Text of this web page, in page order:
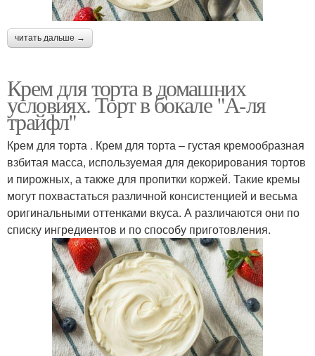
читать дальше →
Крем для торта в домашних
условиях. Торт в бокале "А-ля
трайфл"
Крем для торта . Крем для торта – густая кремообразная
взбитая масса, используемая для декорирования тортов
и пирожных, а также для пропитки коржей. Такие кремы
могут похвастаться различной консистенцией и весьма
оригинальными оттенками вкуса. А различаются они по
списку ингредиентов и по способу приготовления.